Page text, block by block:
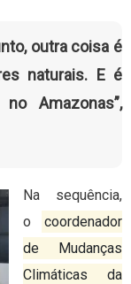
outra coisa é
naturais. E é
Amazonas”,
Na sequência,
o
coordenador
de Mudanças
Climáticas da